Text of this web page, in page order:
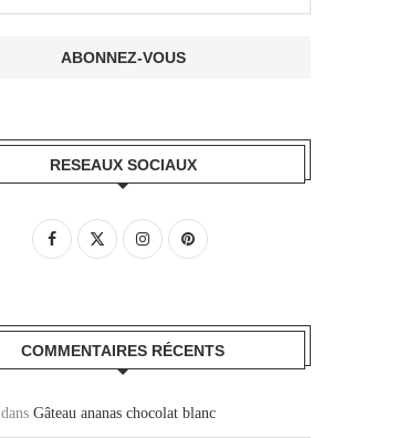
RESEAUX SOCIAUX
COMMENTAIRES RÉCENTS
dans Gâteau ananas chocolat blanc